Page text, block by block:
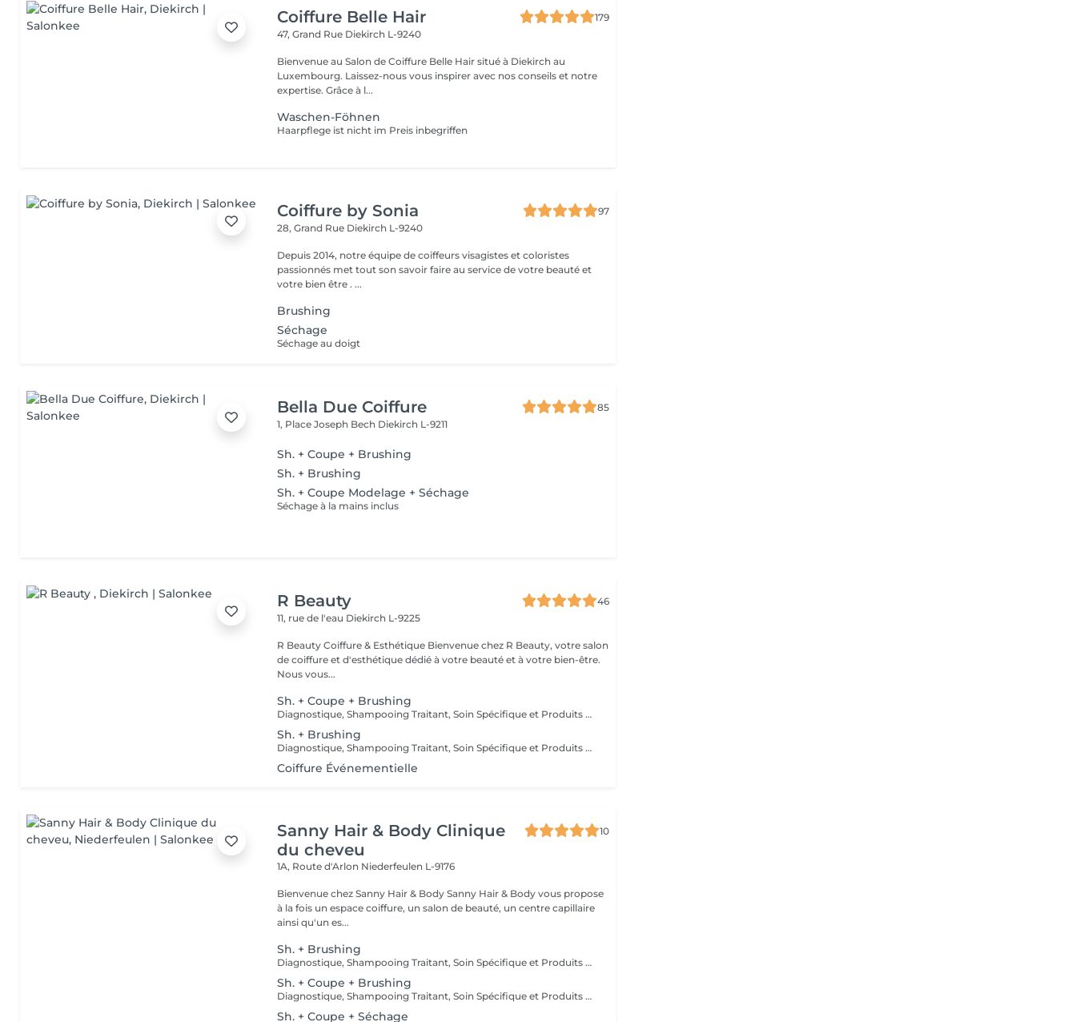
Coiffure Belle Hair
179
47, Grand Rue Diekirch L-9240
Bienvenue au Salon de Coiffure Belle Hair situé à Diekirch au
Luxembourg. Laissez-nous vous inspirer avec nos conseils et notre
expertise. Grâce à l...
Waschen-Föhnen
Haarpflege ist nicht im Preis inbegriffen
Coiffure by Sonia
97
28, Grand Rue Diekirch L-9240
Depuis 2014, notre équipe de coiffeurs visagistes et coloristes
passionnés met tout son savoir faire au service de votre beauté et
votre bien être . ...
Brushing
Séchage
Séchage au doigt
Bella Due Coiffure
85
1, Place Joseph Bech Diekirch L-9211
Sh. + Coupe + Brushing
Sh. + Brushing
Sh. + Coupe Modelage + Séchage
Séchage à la mains inclus
R Beauty
46
11, rue de l'eau Diekirch L-9225
R Beauty Coiffure & Esthétique Bienvenue chez R Beauty, votre salon
de coiffure et d'esthétique dédié à votre beauté et à votre bien-être.
Nous vous...
Sh. + Coupe + Brushing
Diagnostique, Shampooing Traitant, Soin Spécifique et Produits Coiffants inclus
Sh. + Brushing
Diagnostique, Shampooing Traitant, Soin Spécifique et Produits Coiffants inclus
Coiffure Événementielle
Sanny Hair & Body Clinique
du cheveu
10
1A, Route d'Arlon Niederfeulen L-9176
Bienvenue chez Sanny Hair & Body Sanny Hair & Body vous propose
à la fois un espace coiffure, un salon de beauté, un centre capillaire
ainsi qu'un es...
Sh. + Brushing
Diagnostique, Shampooing Traitant, Soin Spécifique et Produits Coiffants inclus
Sh. + Coupe + Brushing
Diagnostique, Shampooing Traitant, Soin Spécifique et Produits Coiffants inclus
Sh. + Coupe + Séchage